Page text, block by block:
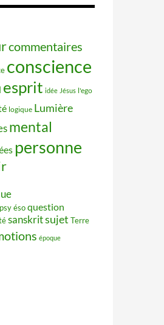
commentaires
conscience
esprit idée Jésus l'ego
logique Lumière
mental
personne
psy ésoquestion
sanskritsujet Terre
époque